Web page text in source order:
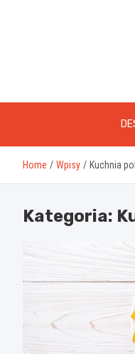
Home Wpisy Kuchnia
Kategoria: